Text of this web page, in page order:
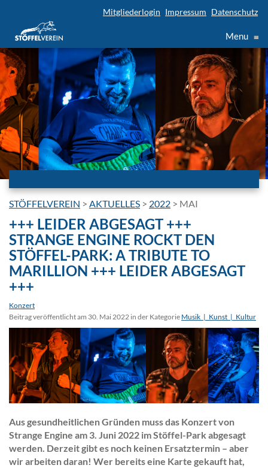
Mitgliederlogin Impressum Datenschutz
Menu ≡
STÖFFELVEREIN > AKTUELLES > 2022 > MAI
+++ LEIDER ABGESAGT +++
STRANGE ENGINE ROCKT DEN
STÖFFEL-PARK: A TRIBUTE TO
MARILLION +++ LEIDER ABGESAGT
+++
Konzert
Beitrag veröffentlicht am 30. Mai 2022 in der Kategorie Musik_|_Kunst_|_Kultur
Aus gesundheitlichen Gründen muss das Konzert von
Strange Engine am 3. Juni 2022 im Stöffel-Park abgesagt
werden. Derzeit gibt es noch keinen Ersatztermin – aber
wir arbeiten daran! Wer bereits eine Karte gekauft hat,